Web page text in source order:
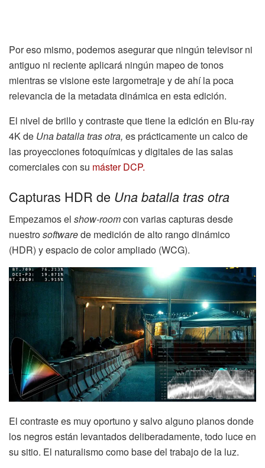
Por eso mismo, podemos asegurar que ningún televisor ni
antiguo ni reciente aplicará ningún mapeo de tonos
mientras se visione este largometraje y de ahí la poca
relevancia de la metadata dinámica en esta edición.
El nivel de brillo y contraste que tiene la edición en Blu-ray
4K de Una batalla tras otra, es prácticamente un calco de
las proyecciones fotoquímicas y digitales de las salas
comerciales con su máster DCP.
Capturas HDR de Una batalla tras otra
Empezamos el show-roomcon varias capturas desde
nuestrosoftwarede medición de alto rango dinámico
(HDR) y espacio de color ampliado (WCG).
El contraste es muy oportuno y salvo alguno planos donde
los negros están levantados deliberadamente, todo luce en
su sitio. El naturalismo como base del trabajo de la luz.